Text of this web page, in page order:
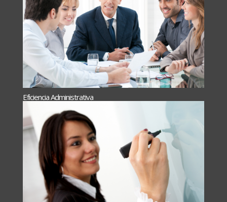
Eficiencia Administrativa